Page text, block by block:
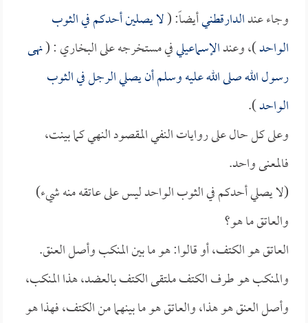
وجاء عندالدارقطنيأيضاً: (لا يصلين أحدكم في الثوب
الواحد)، وعندالإسماعيليفي مستخرجه على البخاري : (نهى
رسول الله صلى الله عليه وسلم أن يصلي الرجل في الثوب
الواحد).
وعلى كل حال على روايات النفي المقصود النهي كما بينت،
فالمعنى واحد.
(لا يصلي أحدكم في الثوب الواحد ليس على عاتقه منه شيء)
والعاتق ما هو؟
العاتق هو الكتف، أو قالوا: هو ما بين المنكب وأصل العنق.
والمنكب هو طرف الكتف ملتقى الكتف بالعضد، هذا المنكب،
وأصل العنق هو هذا، والعاتق هو ما بينهما من الكتف، فهذا هو